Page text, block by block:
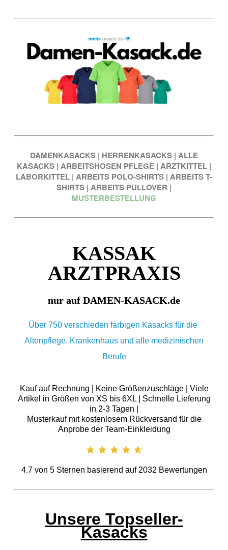
DAMENKASACKS | HERRENKASACKS | ALLE
KASACKS | ARBEITSHOSEN PFLEGE | ARZTKITTEL |
LABORKITTEL | ARBEITS POLO-SHIRTS | ARBEITS T-
SHIRTS | ARBEITS PULLOVER |
MUSTERBESTELLUNG
KASSAK
ARZTPRAXIS
nur auf DAMEN-KASACK.de
Über 750 verschieden farbigen Kasacks für die
Altenpflege, Krankenhaus und alle medizinischen
Berufe
Kauf auf Rechnung | Keine Größenzuschläge | Viele
Artikel in Größen von XS bis 6XL | Schnelle Lieferung
in 2-3 Tagen |
Musterkauf mit kostenlosem Rückversand für die
Anprobe der Team-Einkleidung
4.7von 5Sternen basierend auf 2032 Bewertungen
Unsere Topseller-
Kasacks